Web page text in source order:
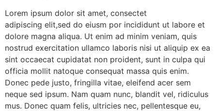
Lorem ipsum dolor sit amet, consectet
adipiscing elit,sed do eiusm por incididunt ut labore et
dolore magna aliqua. Ut enim ad minim veniam, quis
nostrud exercitation ullamco laboris nisi ut aliquip ex ea
sint occaecat cupidatat non proident, sunt in culpa qui
officia mollit natoque consequat massa quis enim.
Donec pede justo, fringilla vitae, eleifend acer sem
neque sed ipsum. Nam quam nunc, blandit vel, ridiculus
mus. Donec quam felis, ultricies nec, pellentesque eu,